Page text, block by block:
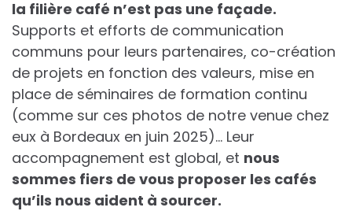
la filière café n’est pas une façade.
Supports et efforts de communication
communs pour leurs partenaires, co-création
de projets en fonction des valeurs, mise en
place de séminaires de formation continu
(comme sur ces photos de notre venue chez
eux à Bordeaux en juin 2025)… Leur
accompagnement est global, et nous
sommes fiers de vous proposer les cafés
qu’ils nous aident à sourcer.